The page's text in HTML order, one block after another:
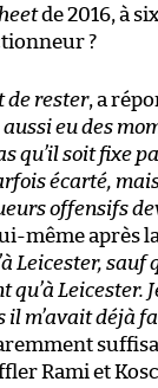
de 2016, à
?
de rester, a
aussi eu des
qu’il soit fixe
écarté,
offensifs
même après
Leicester,
Leicester.
il m’avait déjà
Rami et